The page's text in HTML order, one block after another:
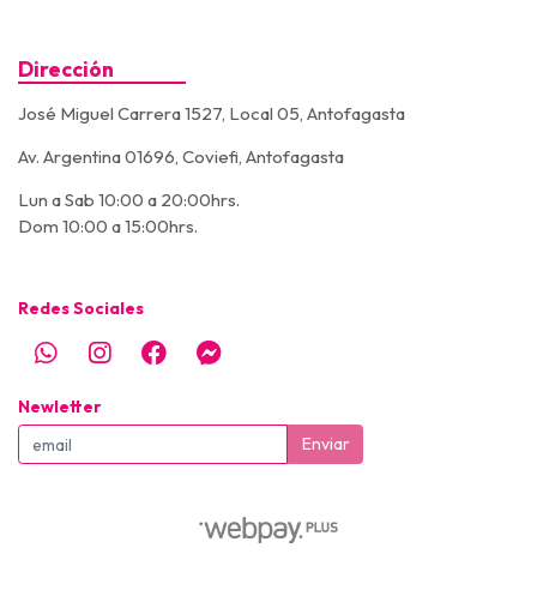
Dirección
José Miguel Carrera 1527, Local 05, Antofagasta
Av. Argentina 01696, Coviefi, Antofagasta
Lun a Sab 10:00 a 20:00hrs.
Dom 10:00 a 15:00hrs.
Redes Sociales
Newletter
Enviar